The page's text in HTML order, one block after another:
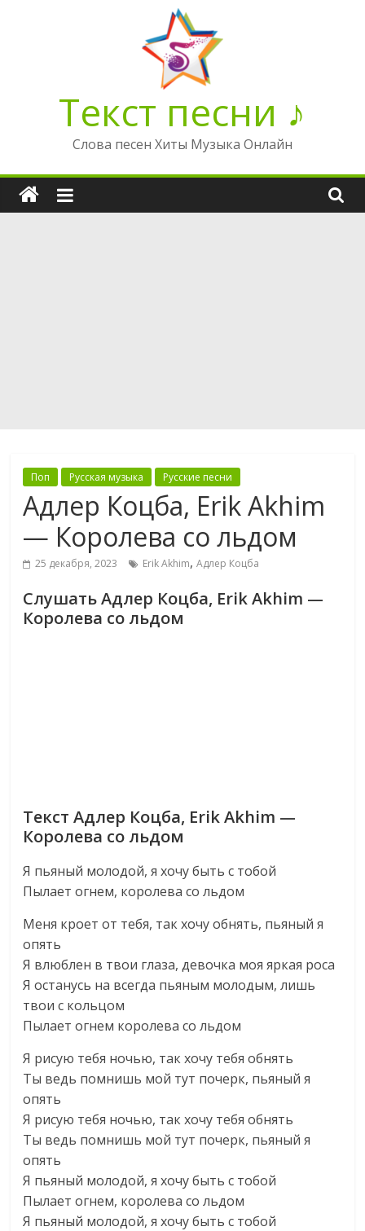
Текст песни ♪
Слова песен Хиты Музыка Онлайн
Поп Русская музыка Русские песни
Адлер Коцба, Erik Akhim
— Королева со льдом
25 декабря, 2023 Erik Akhim,Адлер Коцба
Слушать Адлер Коцба, Erik Akhim —
Королева со льдом
Текст Адлер Коцба, Erik Akhim —
Королева со льдом
Я пьяный молодой, я хочу быть с тобой
Пылает огнем, королева со льдом
Меня кроет от тебя, так хочу обнять, пьяный я
опять
Я влюблен в твои глаза, девочка моя яркая роса
Я останусь на всегда пьяным молодым, лишь
твои с кольцом
Пылает огнем королева со льдом
Я рисую тебя ночью, так хочу тебя обнять
Ты ведь помнишь мой тут почерк, пьяный я
опять
Я рисую тебя ночью, так хочу тебя обнять
Ты ведь помнишь мой тут почерк, пьяный я
опять
Я пьяный молодой, я хочу быть с тобой
Пылает огнем, королева со льдом
Я пьяный молодой, я хочу быть с тобой